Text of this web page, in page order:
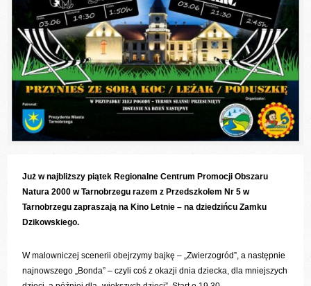
Już w najbliższy piątek Regionalne Centrum Promocji Obszaru
Natura 2000 w Tarnobrzegu razem z Przedszkolem Nr 5 w
Tarnobrzegu zapraszają na Kino Letnie – na dziedzińcu Zamku
Dzikowskiego.
W malowniczej scenerii obejrzymy bajkę – „Zwierzogród”, a następnie
najnowszego „Bonda” – czyli coś z okazji dnia dziecka, dla mniejszych